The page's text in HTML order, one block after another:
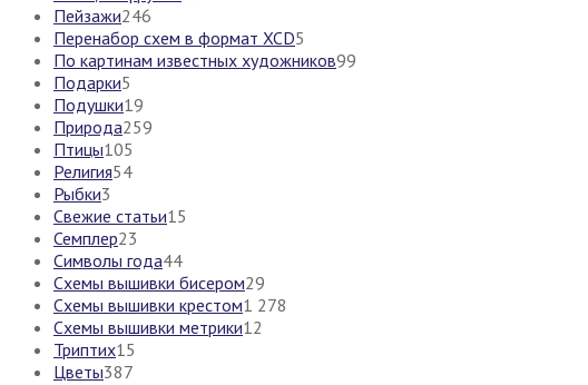
Пейзажи246
Перенабор схем в формат XCD5
По картинам известных художников99
Подарки5
Подушки19
Природа259
Птицы105
Религия54
Рыбки3
Свежие статьи15
Семплер23
Символы года44
Схемы вышивки бисером29
Схемы вышивки крестом1 278
Схемы вышивки метрики12
Триптих15
Цветы387